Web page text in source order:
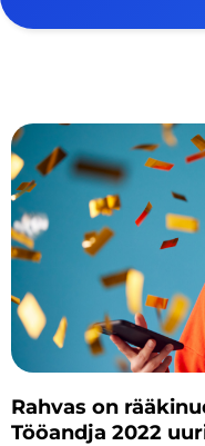
Rahvas on
Tööandja 2022